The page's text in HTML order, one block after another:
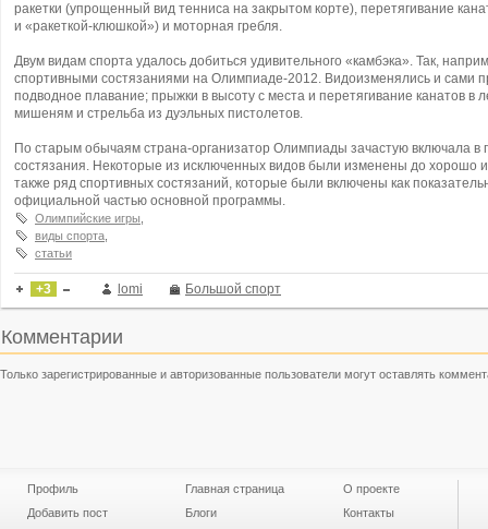
ракетки (упрощенный вид тенниса на закрытом корте), перетягивание
и «ракеткой-клюшкой») и моторная гребля.
Двум видам спорта удалось добиться удивительного «камбэка». Так,
спортивными состязаниями на Олимпиаде-2012. Видоизменялись и сами
подводное плавание; прыжки в высоту с места и перетягивание канатов в
мишеням и стрельба из дуэльных пистолетов.
По старым обычаям страна-организатор Олимпиады зачастую включала в
состязания. Некоторые из исключенных видов были изменены до хорошо
также ряд спортивных состязаний, которые были включены как
официальной частью основной программы.
Олимпийские игры
виды спорта
статьи
+3 lomi Большой спорт
Комментарии
Только зарегистрированные и авторизованные пользователи могут оставлять
Профиль
Добавить пост
Главная страница
Блоги
О проекте
Контакты